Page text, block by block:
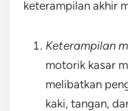
keterampilan akhir
Keterampilan
motorik kasar
melibatkan
kaki, tangan,